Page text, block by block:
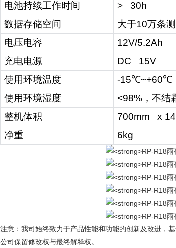
电池持续工作时间
> 30h
数据存储空间
大于10万条
电压电容
12V/5.2Ah
充电电源
DC 15V
使用环境温度
-15℃~+60℃
使用环境湿度
<98% ，不结
整机体积
700mm x
净重
6kg
注意：我司始终致力于产品性能和功能的创新及改进，
公司保留修改权与最终解释权。